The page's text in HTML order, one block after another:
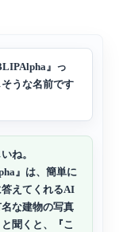
』っ
うな名前です
ね。
』は、簡単に
えてくれるAI
な建物の写真
聞くと、『こ